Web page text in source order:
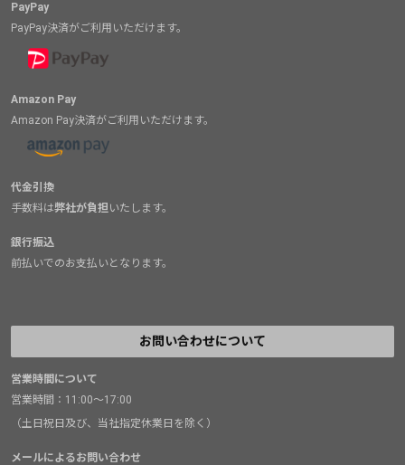
PayPay
PayPay決済がご利用いただけます。
Amazon Pay
Amazon Pay決済がご利用いただけます。
代金引換
手数料は弊社が負担 いたします。
銀行振込
前払いでのお支払いとなります。
お問い合わせについて
営業時間について
営業時間：11:00～17:00
（土日祝日及び、当社指定休業日を除く）
メールによるお問い合わせ